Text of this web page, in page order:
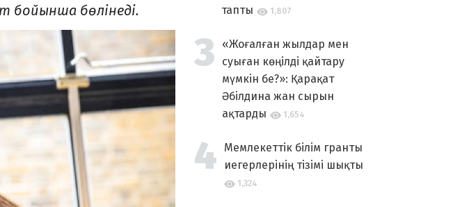
бойынша бөлінеді.
тапты
1,807
«Жоғалған жылдар мен
суыған көңілді қайтару
мүмкін бе?»: Қарақат
Әбілдина жан сырын
ақтарды
1,654
Мемлекеттік білім гранты
иегерлерінің тізімі шықты
1,324